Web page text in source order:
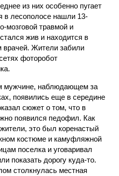
из них особенно пугает
в лесополосе нашли 13-
мозговой травмой и
жив и находится в
Жители забили
фоторобот
мужчине, наблюдающем за
появились еще в середине
сюжет о том, что в
появился педофил. Как
это был коренастый
костюме и камуфляжной
поселка и уговаривал
показать дорогу куда-то.
столкнулась местная